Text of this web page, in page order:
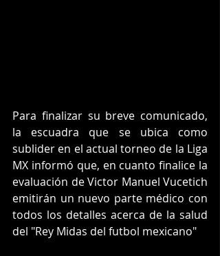
Para finalizar su breve comunicado,
la escuadra que se ubica como
sublider en el actual torneo de la Liga
MX informó que, en cuanto finalice la
evaluación de Victor Manuel Vucetich
emitirán un nuevo parte médico con
todos los detalles acerca de la salud
del "Rey Midas del futbol mexicano"